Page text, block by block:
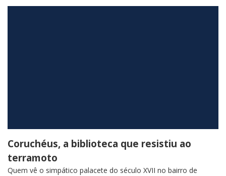
Coruchéus, a biblioteca que resistiu ao
terramoto
Quem vê o simpático palacete do século XVII no bairro de